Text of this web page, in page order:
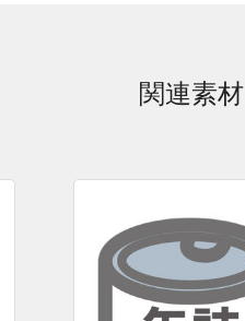
関連素材